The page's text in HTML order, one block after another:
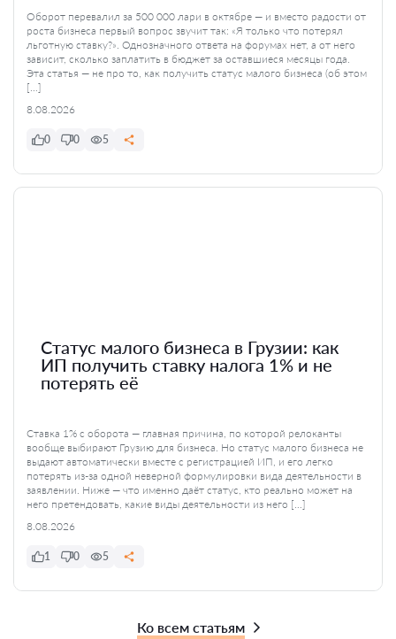
Оборот перевалил за 500 000 лари в октябре — и вместо радости от
роста бизнеса первый вопрос звучит так: «Я только что потерял
льготную ставку?». Однозначного ответа на форумах нет, а от него
зависит, сколько заплатить в бюджет за оставшиеся месяцы года.
Эта статья — не про то, как получить статус малого бизнеса (об этом
[…]
8.08.2026
0 0 5
Статус малого бизнеса в Грузии: как
ИП получить ставку налога 1% и не
потерять её
Ставка 1% с оборота — главная причина, по которой релоканты
вообще выбирают Грузию для бизнеса. Но статус малого бизнеса не
выдают автоматически вместе с регистрацией ИП, и его легко
потерять из-за одной неверной формулировки вида деятельности в
заявлении. Ниже — что именно даёт статус, кто реально может на
него претендовать, какие виды деятельности из него […]
8.08.2026
1 0 5
Ко всем статьям